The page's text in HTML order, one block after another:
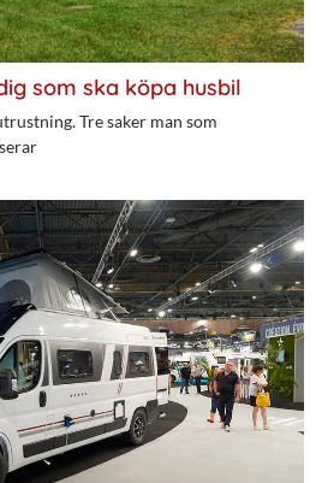
som ska köpa husbil
Tre saker man som